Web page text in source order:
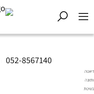
052-8567140
דיאטה
ותזונה
בשיטת